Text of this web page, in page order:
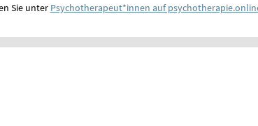
Sie unter Psychotherapeut*innen auf